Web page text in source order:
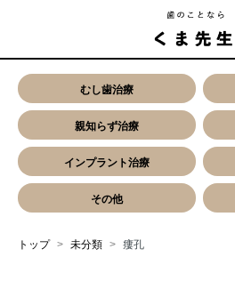
むし歯治療
親知らず治療
インプラント治療
その他
トップ 未分類 瘻孔